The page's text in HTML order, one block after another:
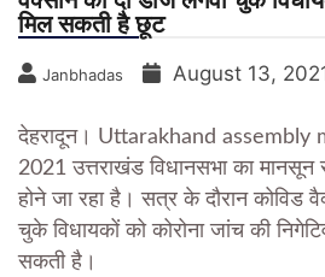
मिल सकती है छूट
Janbhadas August 13,
देहरादून। Uttarakhand assembly
2021उत्तराखंड विधानसभा का
होने जा रहा है। सत्र के दौरान कोविड
चुके विधायकों को कोरोना जांच की
सकती है।